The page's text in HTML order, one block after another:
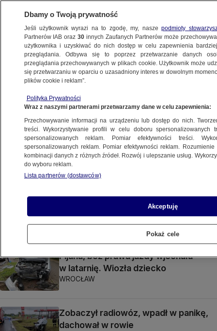
LEGNICA
Było czerwone światło, ale on jechał
dalej. Nagranie
WROCŁAW
Trzylatka została zgwałcona.
Oskarżony partner matki dziecka
WROCŁAW
Czołowe zderzenie, kierowcy pijani
Pijana, bez prawa jazdy wjechała
w latarnię. Wiozła dziecko
WROCŁAW
Zobaczył radiowóz, wpadł w panikę,
dachował w rowie
Dbamy o Twoją prywatność
Jeśli użytkownik wyrazi na to zgodę, my, naszepodmioty
Partnerów IAB oraz30 innych Zaufanych Partnerów może
użytkownika i uzyskiwać do nich dostęp w celu zapewnienia
przeglądania. Odbywa się to poprzez przetwarzanie danych
przeglądania przechowywanych w plikach cookie. Użytkownik może
się przetwarzaniu w oparciu o uzasadniony interes w dowolnym
plików cookie i reklam”.
Polityka Prywatności
Wraz z naszymi partnerami przetwarzamy dane w celu zapewnienia:
Przechowywanie informacji na urządzeniu lub dostęp do nich.
treści. Wykorzystywanie profili w celu doboru spersonalizowanych
spersonalizowanych reklam. Pomiar efektywności treści.
spersonalizowanych reklam. Pomiar efektywności reklam.
kombinacji danych z różnych źródeł. Rozwój i ulepszanie usług.
do wyboru reklam.
Lista partnerów (dostawców)
Akceptuję
Pokaż cele